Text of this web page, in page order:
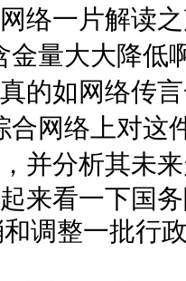
络一片解读
金量大大降低
的如网络传
合网络上对这
并分析其未
看一下国务
和调整一批行